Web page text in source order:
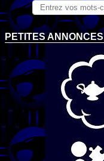
PETITES ANNONCES